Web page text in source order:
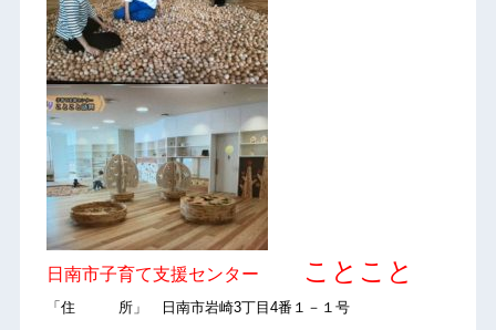
日南市子育て支援センター ことこと
「住 所」 日南市岩崎3丁目4番１－１号